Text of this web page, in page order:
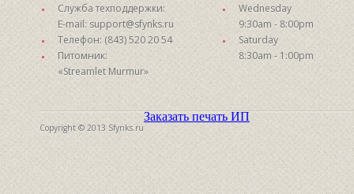
Служба техподдержки:
E-mail: support@sfynks.ru
Телефон: (843) 520 20 54
Питомник:
«Streamlet Murmur»
Wednesday
9:30am - 8:00pm
Saturday
8:30am - 1:00pm
Copyright © 2013 Sfynks.ru
Заказать печать ИП